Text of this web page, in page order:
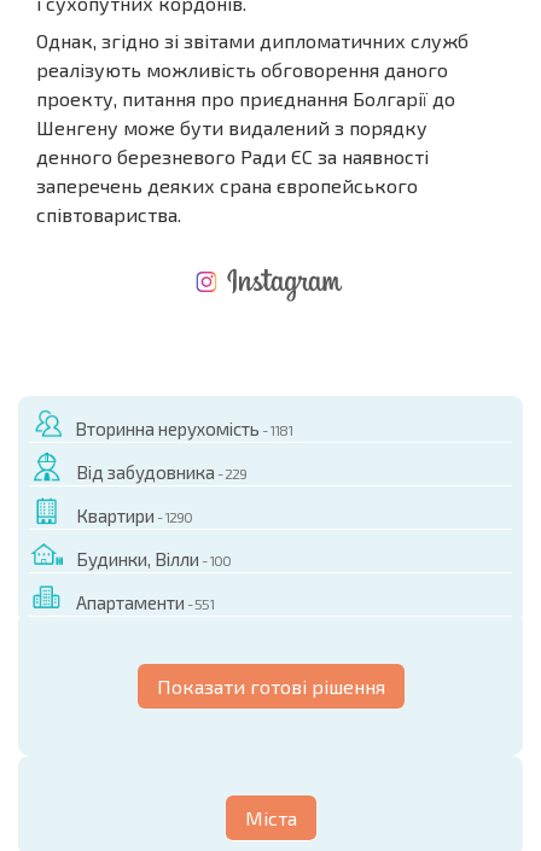
Однак, згідно зі звітами дипломатичних служб
реалізують можливість обговорення даного
проекту, питання про приєднання Болгарії до
Шенгену може бути видалений з порядку
денного березневого Ради ЄС за наявності
заперечень деяких срана європейського
співтовариства.
Вторинна нерухомість - 1181
Від забудовника - 229
Квартири - 1290
Будинки, Вілли - 100
Апартаменти - 551
Показати готові рішення
Міста